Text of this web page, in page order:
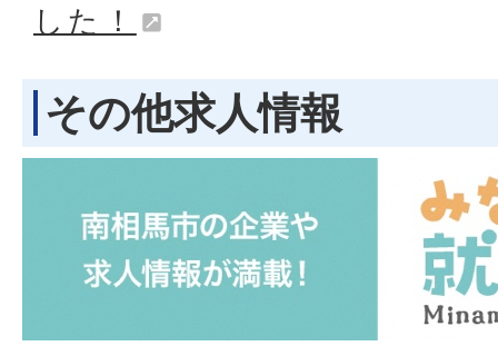
した！
その他求人情報